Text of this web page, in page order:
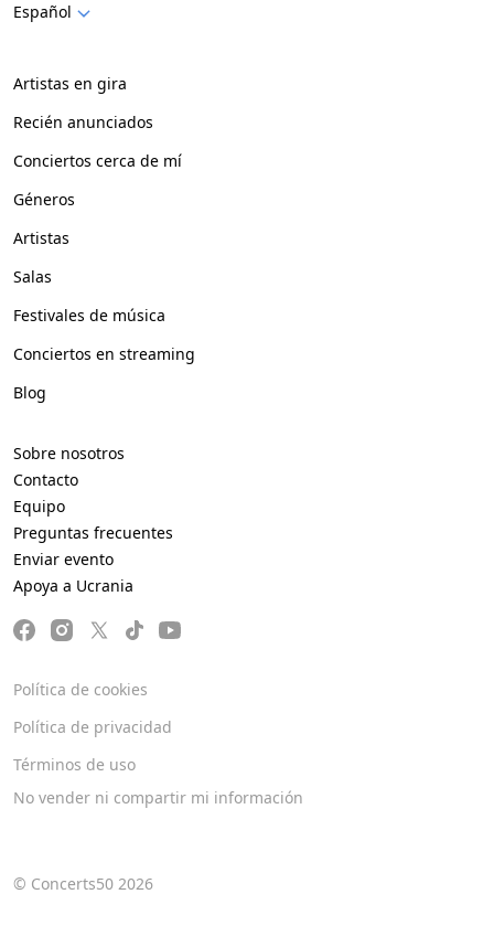
Español
© Concerts50 2026
Artistas en gira
Recién anunciados
Conciertos cerca de mí
Géneros
Artistas
Salas
Festivales de música
Conciertos en streaming
Blog
Sobre nosotros
Contacto
Equipo
Preguntas frecuentes
Enviar evento
Apoya a Ucrania
Política de cookies
Política de privacidad
Términos de uso
No vender ni compartir mi información